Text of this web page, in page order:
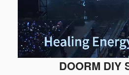
DOORM DIY